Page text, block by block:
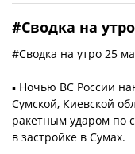
#Сводка на
#Сводка на утро 25
▪ Ночью ВС России
Сумской, Киевской
ракетным ударом по
в застройке в Сумах.